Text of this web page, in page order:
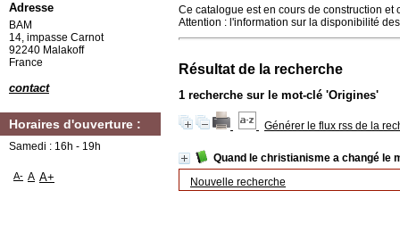
Ce catalogue est en cours de construction
Attention : l'information sur la disponibilité
Résultat de la recherche
1 recherche sur le mot-clé 'Origines'
Générer le flux rss de la
Quand le christianisme a changé le
Nouvelle recherche
Adresse
BAM
14, impasse Carnot
92240 Malakoff
France
contact
Horaires d'ouverture :
Samedi : 16h - 19h
A- A A+